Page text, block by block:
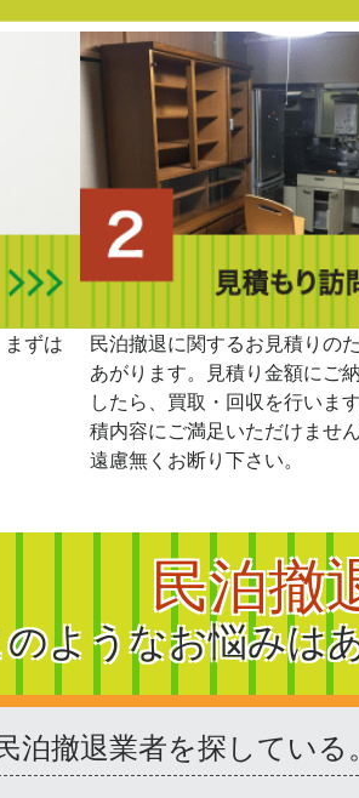
ずは
民泊撤退に関するお見積りの
あがります。見積り金額にご
したら、買取・回収を行いま
積内容にご満足いただけませ
遠慮無くお断り下さい。
民泊撤
ようなお悩みは
泊撤退業者を探している。